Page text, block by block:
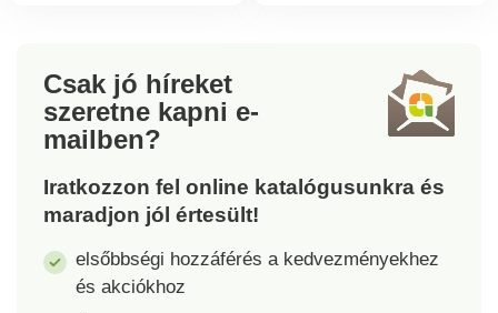
alkalmas a gyermek
motorikus készségeinek
és fizikai erejének
fejlesztésére. Méret: 42
x 23 cmÉletkor: 6
hónapos kortól
színes tollal, egy
kockával és egy
Csak jó híreket
szeretne kapni e-
mailben?
Iratkozzon fel online katalógusunkra és
maradjon jól értesült!
elsőbbségi hozzáférés a kedvezményekhez
és akciókhoz